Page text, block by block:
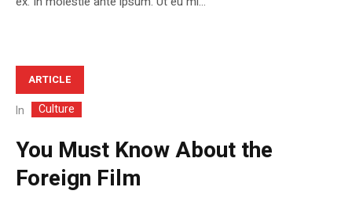
ARTICLE
In Culture
You Must Know About the
Foreign Film